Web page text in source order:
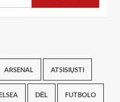
ARSENAL ATSISIŲSTI
DĖL FUTBOLO